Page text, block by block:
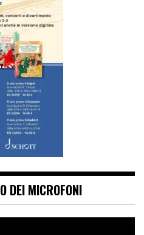
DEI MICROFONI